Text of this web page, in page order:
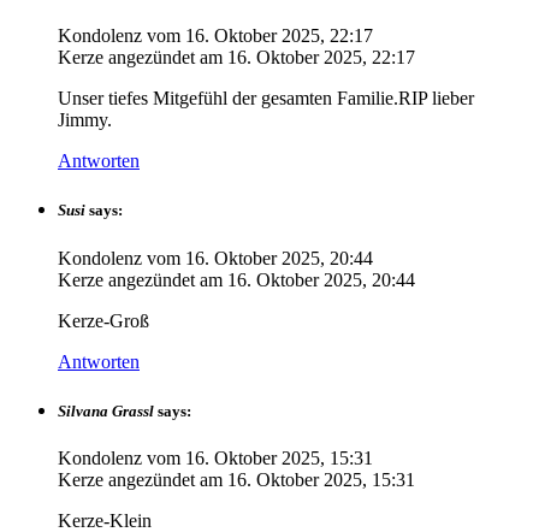
Kondolenz vom 16. Oktober 2025, 22:17
Kerze angezündet am 16. Oktober 2025, 22:17
Unser tiefes Mitgefühl der gesamten Familie.RIP lieber
Jimmy.
Antworten
Susi says:
Kondolenz vom 16. Oktober 2025, 20:44
Kerze angezündet am 16. Oktober 2025, 20:44
Kerze-Groß
Antworten
Silvana Grassl says:
Kondolenz vom 16. Oktober 2025, 15:31
Kerze angezündet am 16. Oktober 2025, 15:31
Kerze-Klein